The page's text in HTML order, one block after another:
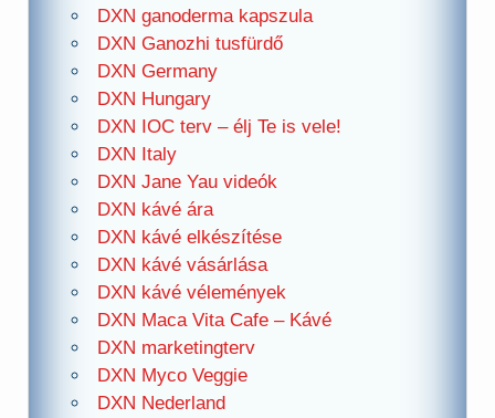
DXN ganoderma kapszula
DXN Ganozhi tusfürdő
DXN Germany
DXN Hungary
DXN IOC terv – élj Te is vele!
DXN Italy
DXN Jane Yau videók
DXN kávé ára
DXN kávé elkészítése
DXN kávé vásárlása
DXN kávé vélemények
DXN Maca Vita Cafe – Kávé
DXN marketingterv
DXN Myco Veggie
DXN Nederland